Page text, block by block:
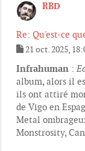
RBD
Re: Qu'est-ce
e
s
a
g
e
21 oct. 2025,
Infrahuman :
album, alors il
ils ont attiré
de Vigo en
Metal
Monstrosity,